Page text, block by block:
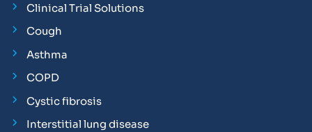
Clinical Trial Solutions
Cough
Asthma
COPD
Cystic fibrosis
Interstitial lung disease